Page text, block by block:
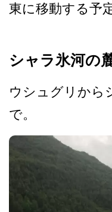
東­に移動する予
シャラ氷河の
ウシュグリから
で。